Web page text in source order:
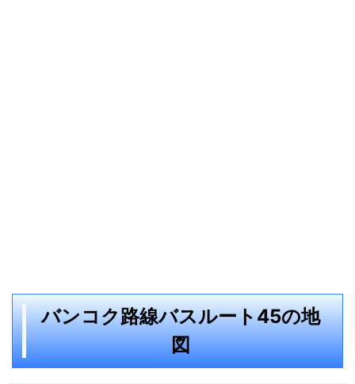
バンコク路線バスルート45の地
図